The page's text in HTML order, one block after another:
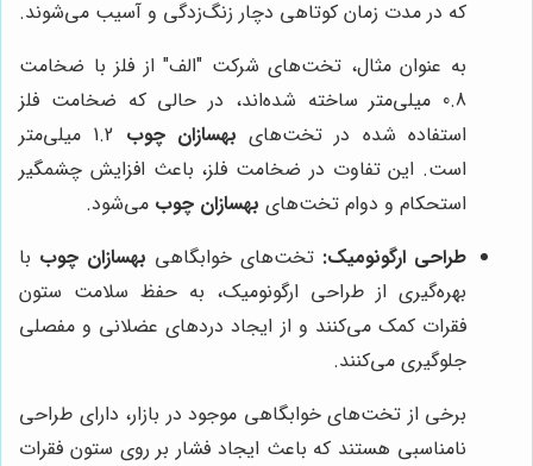
که در مدت زمان کوتاهی دچار زنگ‌زدگی و آسیب می‌شوند.
به عنوان مثال، تخت‌های شرکت "الف" از فلز با ضخامت
0.8 میلی‌متر ساخته شده‌اند، در حالی که ضخامت فلز
استفاده شده در تخت‌های بهسازان چوب
1.2 میلی‌متر
است. این تفاوت در ضخامت فلز، باعث افزایش چشمگیر
استحکام و دوام تخت‌های بهسازان چوب می‌شود.
طراحی ارگونومیک: تخت‌های خوابگاهی بهسازان چوب با
بهره‌گیری از طراحی ارگونومیک، به حفظ سلامت ستون
فقرات کمک می‌کنند و از ایجاد دردهای عضلانی و مفصلی
جلوگیری می‌کنند.
برخی از تخت‌های خوابگاهی موجود در بازار، دارای طراحی
نامناسبی هستند که باعث ایجاد فشار بر روی ستون فقرات